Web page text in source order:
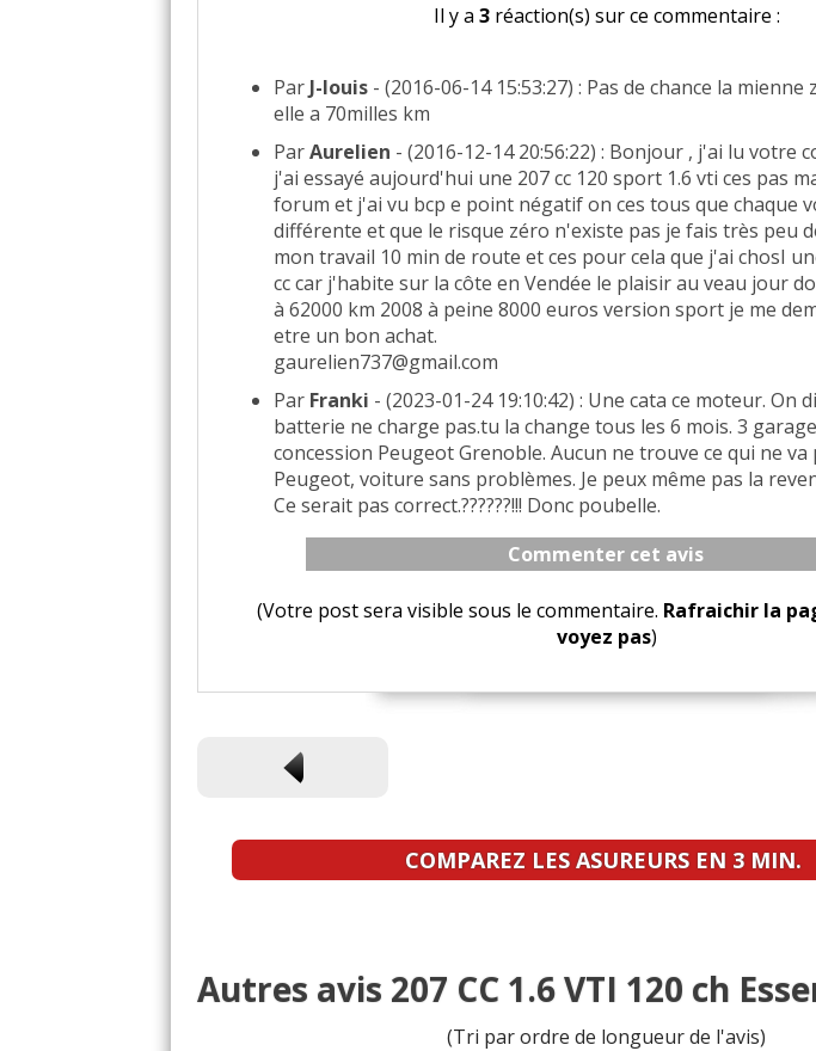
Il y a 3réaction(s) sur ce commentaire :
Par J-louis - (2016-06-14 15:53:27) : Pas de chance la
elle a 70milles km
ParAurelien - (2016-12-14 20:56:22) : Bonjour , j'ai lu votre
j'ai essayé aujourd'hui une 207 cc 120 sport 1.6 vti ces pas
forum et j'ai vu bcp e point négatif on ces tous que chaque
différente et que le risque zéro n'existe pas je fais très peu
mon travail 10 min de route et ces pour cela que j'ai chosI
cc car j'habite sur la côte en Vendée le plaisir au veau jour
à 62000 km 2008 à peine 8000 euros version sport je me
etre un bon achat.
gaurelien737@gmail.com
Par Franki - (2023-01-24 19:10:42) : Une cata ce moteur. On
batterie ne charge pas.tu la change tous les 6 mois. 3
concession Peugeot Grenoble. Aucun ne trouve ce qui ne va
Peugeot, voiture sans problèmes. Je peux même pas la
Ce serait pas correct.??????!!! Donc poubelle.
Commenter cet avis
(Votre post sera visible sous le commentaire. Rafraichir la
voyez pas)
COMPAREZ LES ASUREURS EN 3 MIN.
Autres avis 207 CC 1.6 VTI 120 ch
(Tri par ordre de longueur de l'avis)